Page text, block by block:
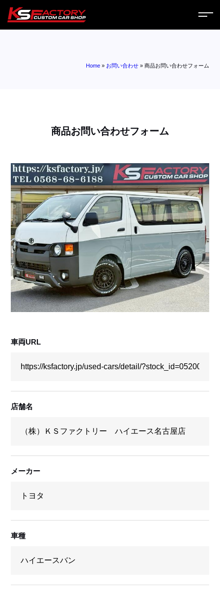
営業日
お問い合わせ
採用情報
店舗問い合わせ
Home » お問い合わせ »商品お問い合わせフォーム
商品お問い合わせフォーム
車両URL
店舗名
メーカー
車種